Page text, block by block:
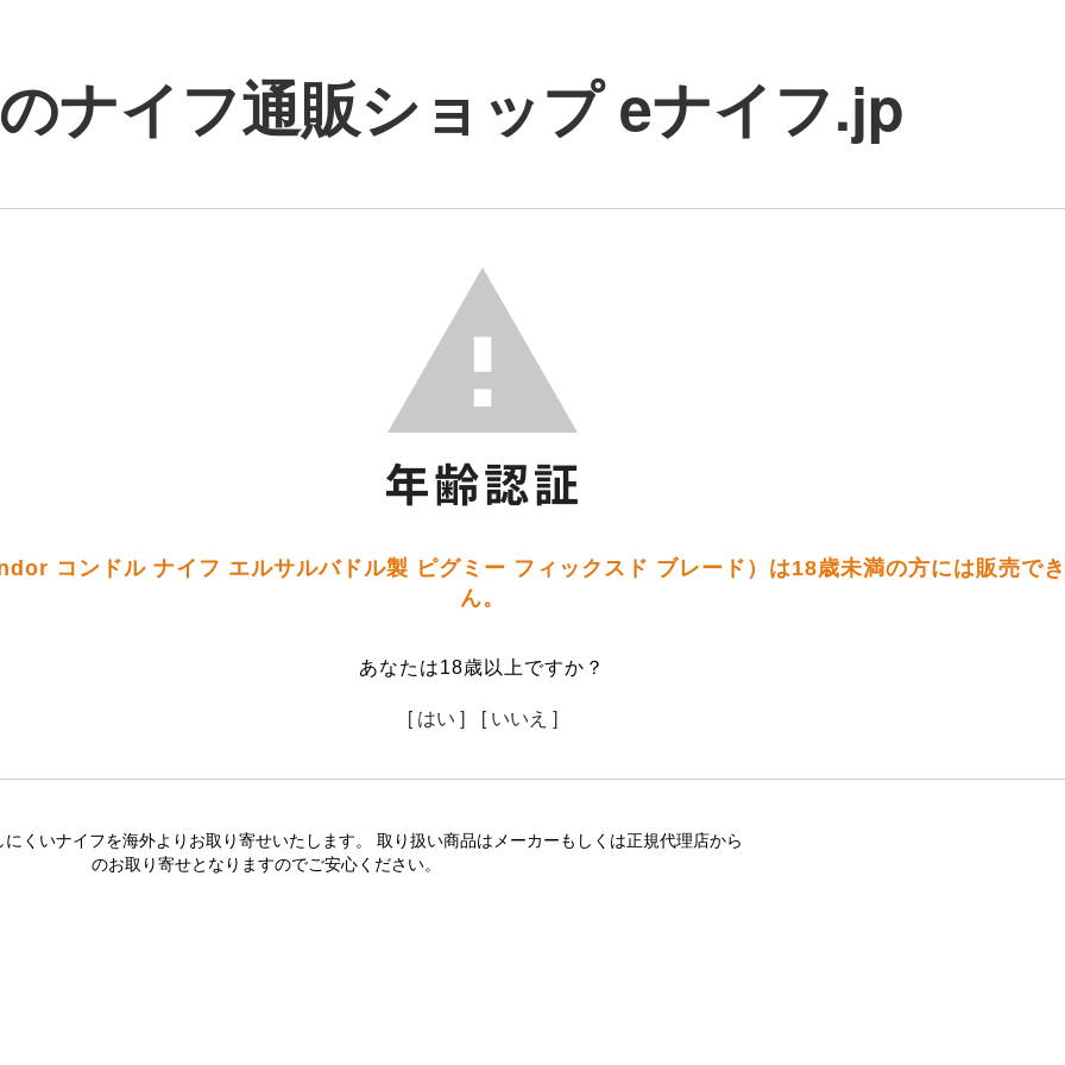
ナイフ通販ショップ eナイフ.jp
コンドル ナイフ エルサルバドル製 ピグミー フィックスド ブレード）は18歳未満の方には販売で
ん。
あなたは18歳以上ですか？
[ はい ] [ いいえ ]
くいナイフを海外よりお取り寄せいたします。 取り扱い商品はメーカーもしくは正規代理店から
のお取り寄せとなりますのでご安心ください。